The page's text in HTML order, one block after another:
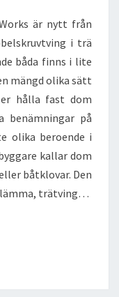
är nytt från
i trä
båda finns i lite
mängd olika sätt
hålla fast dom
på
olika beroende i
kallar dom
båtklovar. Den
trätving…
MORE